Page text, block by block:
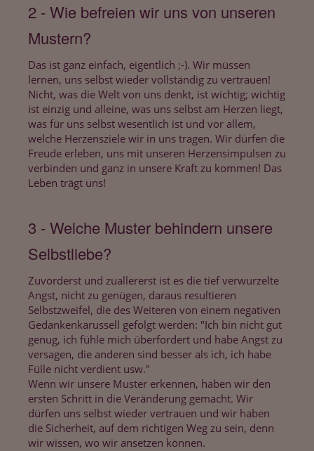
2 - Wie befreien wir uns von unseren
Mustern?
Das ist ganz einfach, eigentlich ;-). Wir müssen
lernen, uns selbst wieder vollständig zu vertrauen!
Nicht, was die Welt von uns denkt, ist wichtig; wichtig
ist einzig und alleine, was uns selbst am Herzen liegt,
was für uns selbst wesentlich ist und vor allem,
welche Herzensziele wir in uns tragen. Wir dürfen die
Freude erleben, uns mit unseren Herzensimpulsen zu
verbinden und ganz in unsere Kraft zu kommen! Das
Leben trägt uns!
3 - Welche Muster behindern unsere
Selbstliebe?
Zuvorderst und zuallererst ist es die tief verwurzelte
Angst, nicht zu genügen, daraus resultieren
Selbstzweifel, die des Weiteren von einem negativen
Gedankenkarussell gefolgt werden: "Ich bin nicht gut
genug, ich fühle mich überfordert und habe Angst zu
versagen, die anderen sind besser als ich, ich habe
Fülle nicht verdient usw."
Wenn wir unsere Muster erkennen, haben wir den
ersten Schritt in die Veränderung gemacht. Wir
dürfen uns selbst wieder vertrauen und wir haben
die Sicherheit, auf dem richtigen Weg zu sein, denn
wir wissen, wo wir ansetzen können.